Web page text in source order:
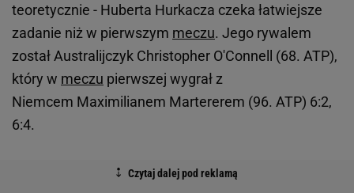
teoretycznie - Huberta Hurkacza czeka łatwiejsze
zadanie niż w pierwszym meczu. Jego rywalem
został Australijczyk Christopher O'Connell (68. ATP),
który w meczu pierwszej wygrał z
Niemcem Maximilianem Martererem (96. ATP) 6:2,
6:4.